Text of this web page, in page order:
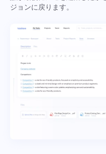
ジョンに戻ります。